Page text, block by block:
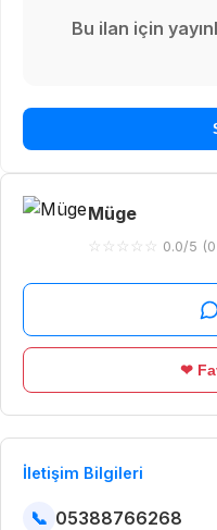
Bu ilan için
Müge
☆ ☆ ☆ ☆ ☆ 0.0/5
❤
İletişim Bilgileri
📞 05388766268